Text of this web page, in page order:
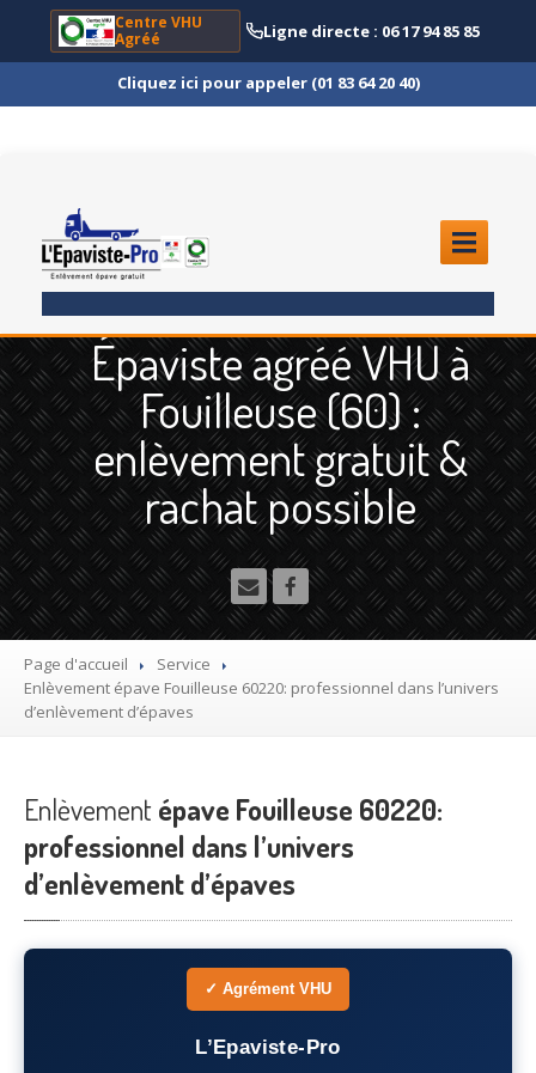
Centre VHU
Agréé
Ligne directe : 06 17 94 85 85
Cliquez ici pour appeler (01 83 64 20 40)
ENLÈVEMENTÉPAVE
Quoi ?
Scooteret Moto
Camion et Poids Lourd
Utilitaire
Démolisseuragrée VHU gratuit
Mettre à la casse sa voiture
Dépollutionde véhicule hors d’usage gratuit
Destructionde voiture agréé
EpavisteGratuit
Rachatvoiture accidentée
Où?
– Seine-et-Marne
Épaviste agréé VHU à
Fouilleuse (60) :
enlèvement gratuit &
rachat possible
Page d'accueil
Service
Enlèvement épave Fouilleuse 60220: professionnel dans l’univers
d’enlèvement d’épaves
Enlèvement épave Fouilleuse 60220:
professionnel dans l’univers
d’enlèvement d’épaves
✓ Agrément VHU
L’Epaviste-Pro